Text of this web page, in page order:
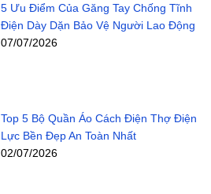
5 Ưu Điểm Của Găng Tay Chống Tĩnh
Điện Dày Dặn Bảo Vệ Người Lao Động
07/07/2026
Top 5 Bộ Quần Áo Cách Điện Thợ Điện
Lực Bền Đẹp An Toàn Nhất
02/07/2026